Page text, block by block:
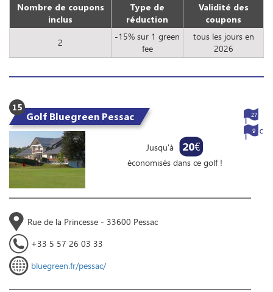
Nombre de coupons
inclus
Type de
réduction
Validité des
coupons
2
-15% sur 1 green
fee
tous les jours en
2026
15
Golf Bluegreen Pessac
Jusqu'à 20€
économisés dans ce golf !
27
9
Rue de la Princesse - 33600 Pessac
+33 5 57 26 03 33
bluegreen.fr/pessac/